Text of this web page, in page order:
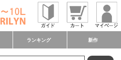
ランキング 新作